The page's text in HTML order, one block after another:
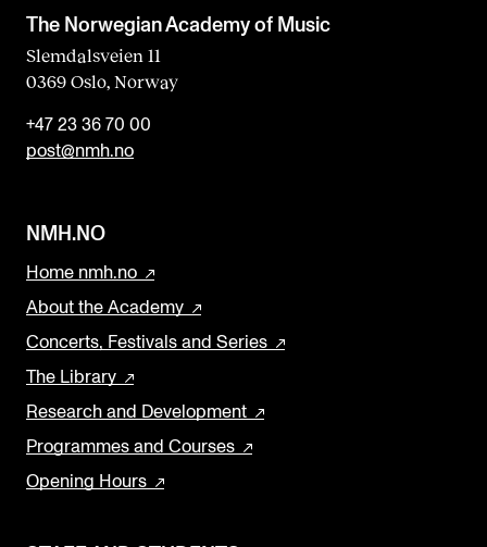
n
k
The Norwegian Academy of Music
Slemdalsveien 11
0369 Oslo, Norway
+47 23 36 70 00
post@nmh.no
NMH.NO
Home nmh.no
About the Academy
Concerts, Festivals and Series
The Library
Research and Development
Programmes and Courses
Opening Hours